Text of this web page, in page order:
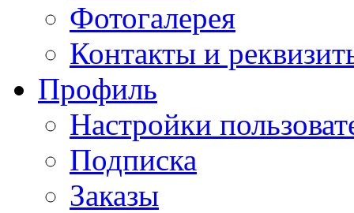
Фотогалерея
Контакты и
Профиль
Настройки
Подписка
Заказы